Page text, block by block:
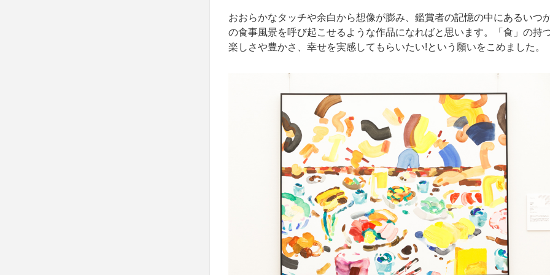
おおらかなタッチや余白から想像が膨み、鑑賞者の記憶の中にあるいつ
の食事風景を呼び起こせるような作品になればと思います。「食」の持
楽しさや豊かさ、幸せを実感してもらいたい!という願いをこめました。